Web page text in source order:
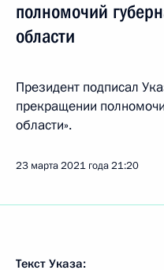
полномочий
области
Президент подписал
прекращении
области».
23 марта 2021 года21:20
Текст Указа: